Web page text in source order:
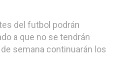
del futbol podrán
a que no se tendrán
semana continuarán los